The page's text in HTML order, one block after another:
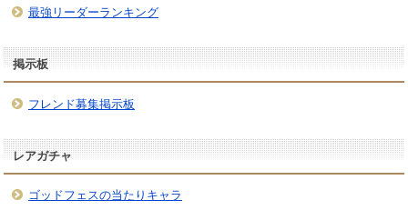
最強リーダーランキング
掲示板
フレンド募集掲示板
レアガチャ
ゴッドフェスの当たりキャラ